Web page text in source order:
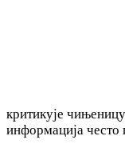
критикује
информација често